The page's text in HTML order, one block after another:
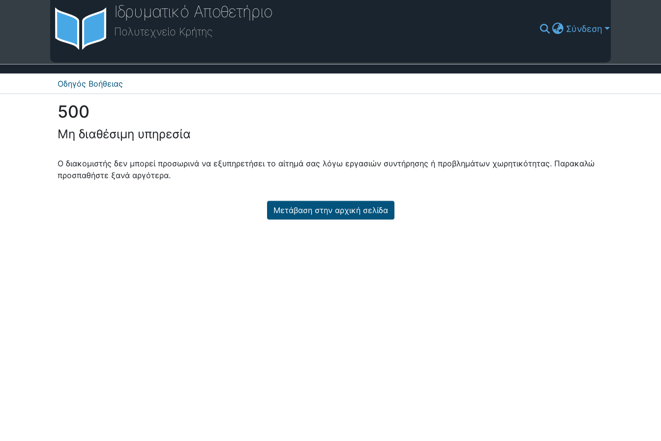
Ιδρυματικό Αποθετήριο
Πολυτεχνείο Κρήτης Σύνδεση
Οδηγός Βοήθειας
500
Μη διαθέσιμη υπηρεσία
Ο διακομιστής δεν μπορεί προσωρινά να εξυπηρετήσει το αίτημά σας λόγω εργασιών συντήρησης ή προβλημάτων χωρητικότητας. Παρακαλώ
προσπαθήστε ξανά αργότερα.
Μετάβαση στην αρχική σελίδα